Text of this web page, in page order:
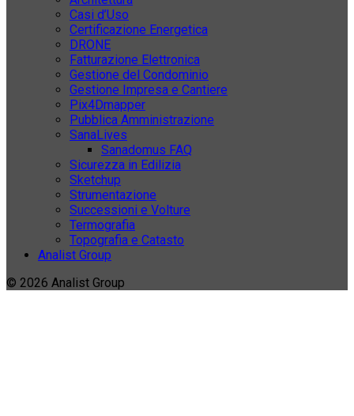
Casi d’Uso
Certificazione Energetica
DRONE
Fatturazione Elettronica
Gestione del Condominio
Gestione Impresa e Cantiere
Pix4Dmapper
Pubblica Amministrazione
SanaLives
Sanadomus FAQ
Sicurezza in Edilizia
Sketchup
Strumentazione
Successioni e Volture
Termografia
Topografia e Catasto
Analist Group
© 2026 Analist Group